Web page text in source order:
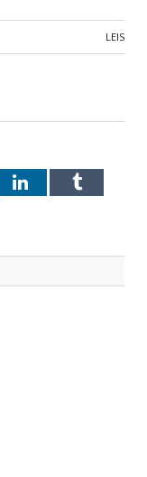
LEIS
LinkedInTumblr